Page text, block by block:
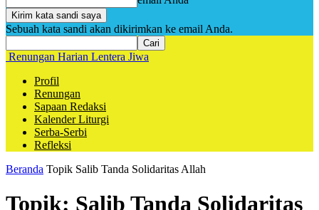
Sebuah kata sandi akan dikirimkan ke email Anda.
Renungan Harian Lentera Jiwa
Profil
Renungan
Sapaan Redaksi
Kalender Liturgi
Serba-Serbi
Refleksi
Beranda Topik Salib Tanda Solidaritas Allah
Topik: Salib Tanda Solidaritas